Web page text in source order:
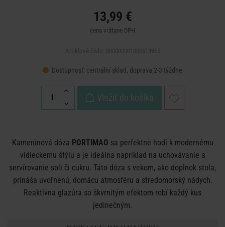
13,99 €
cena vrátane DPH
Dostupnosť: centrální sklad, doprava 2-3 týždne
Vložiť do košíka
Kameninová dóza PORTIMAO sa perfektne hodí k modernému
vidieckemu štýlu a je ideálna napríklad na uchovávanie a
servírovanie soli či cukru. Táto dóza s vekom, ako doplnok stola,
prináša uvoľnenú, domácu atmosféru a stredomorský nádych.
Reaktívna glazúra so škvrnitým efektom robí každý kus
jedinečným.